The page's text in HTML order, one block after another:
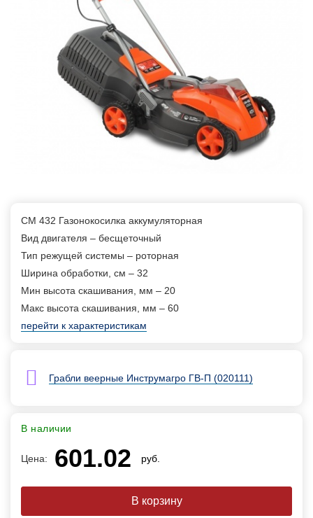
CM 432 Газонокосилка аккумуляторная
Вид двигателя – бесщеточный
Тип режущей системы – роторная
Ширина обработки, см – 32
Мин высота скашивания, мм – 20
Макс высота скашивания, мм – 60
перейти к характеристикам
Грабли веерные Инструмагро ГВ-П (020111)
В наличии
Цена: 601.02 руб.